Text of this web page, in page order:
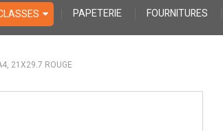
PAPETERIE FOURNITURES
21X29.7 ROUGE